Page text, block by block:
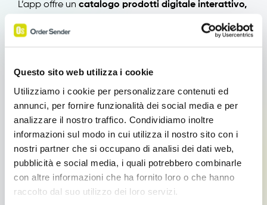
Questo sito web utilizza i cookie
Utilizziamo i cookie per personalizzare contenuti ed
annunci, per fornire funzionalità dei social media e per
analizzare il nostro traffico. Condividiamo inoltre
informazioni sul modo in cui utilizza il nostro sito con i
nostri partner che si occupano di analisi dei dati web,
pubblicità e social media, i quali potrebbero combinarle
con altre informazioni che ha fornito loro o che hanno
raccolto dal suo utilizzo dei loro servizi.
L’app offre un catalogo prodotti digitale interattivo,
accedere a informazioni dettagliate sui prodotti,
inclusi immagini, descrizioni e specifiche tecniche,
l’esperienza di vendita.
Giro Visite
Il giro visite Business Travels permette ai venditori di
non perdere più un cliente! Consente di pianificare
gli appuntamenti, trovare i clienti sulla mappa